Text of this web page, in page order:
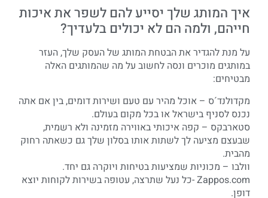
איך המותג שלך יסייע להם לשפר את איכות
חייהם, ולמה הם לא יכולים בלעדיך?
על מנת להגדיר את הבטחת המותג של העסק שלך, העזר
במותגים מוכרים ונסה לחשוב על מה שהמותגים האלה
מבטיחים:
מקדולנד´ס – אוכל מהיר עם טעם ושירות דומים, בין אם אתה
נכנס לסניף בישראל או בכל מקום בעולם.
סטארבקס – קפה איכותי באווירה מזמינה ולא רשמית,
שבעצם מציעה לך לשתות אותו בסלון שלך גם כשאתה רחוק
מהבית.
וולבו – מכוניות שמציעות בטיחות ויוקרה גם יחד.
Zappos.com -כל נעל שתרצה, עטופה בשירות לקוחות יוצא
דופן.